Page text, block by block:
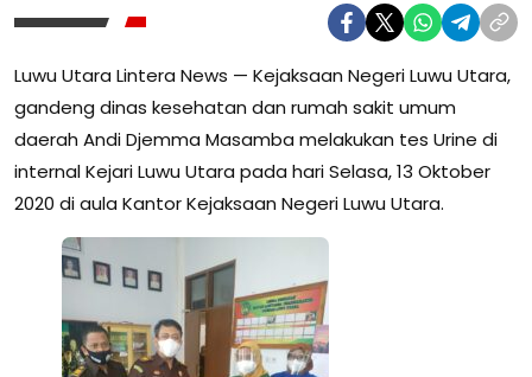
Luwu Utara Lintera News — Kejaksaan Negeri Luwu Utara,
gandeng dinas kesehatan dan rumah sakit umum
daerah Andi Djemma Masamba melakukan tes Urine di
internal Kejari Luwu Utara pada hari Selasa, 13 Oktober
2020 di aula Kantor Kejaksaan Negeri Luwu Utara.